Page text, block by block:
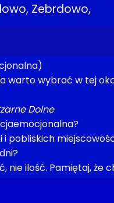
Zebrdowo,
warto wybrać w tej
Dolne
i pobliskich
nie ilość. Pamiętaj, że